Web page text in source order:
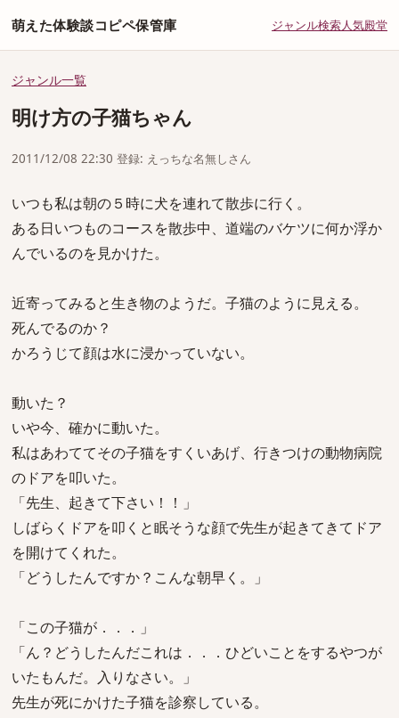
萌えた体験談コピペ保管庫 ジャンル検索人気殿堂
ジャンル一覧
明け方の子猫ちゃん
2011/12/08 22:30 登録: えっちな名無しさん
いつも私は朝の５時に犬を連れて散歩に行く。
ある日いつものコースを散歩中、道端のバケツに何か浮か
んでいるのを見かけた。
近寄ってみると生き物のようだ。子猫のように見える。
死んでるのか？
かろうじて顔は水に浸かっていない。
動いた？
いや今、確かに動いた。
私はあわててその子猫をすくいあげ、行きつけの動物病院
のドアを叩いた。
「先生、起きて下さい！！」
しばらくドアを叩くと眠そうな顔で先生が起きてきてドア
を開けてくれた。
「どうしたんですか？こんな朝早く。」
「この子猫が．．．」
「ん？どうしたんだこれは．．．ひどいことをするやつが
いたもんだ。入りなさい。」
先生が死にかけた子猫を診察している。